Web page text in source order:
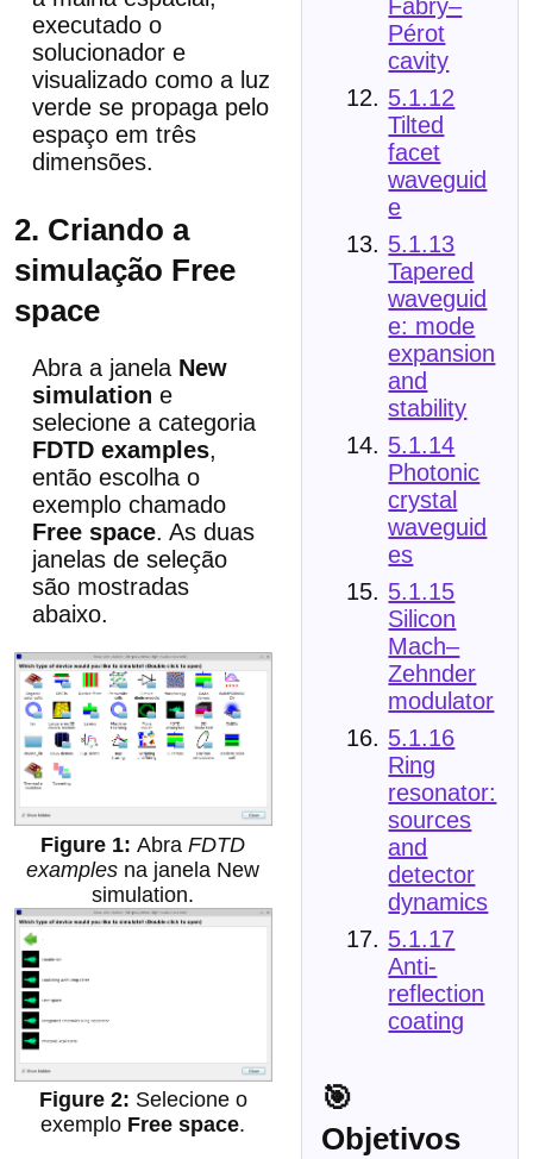
Fabry–
Pérot
cavity
5.1.12
Tilted
facet
waveguid
e
5.1.13
Tapered
waveguid
e: mode
expansion
and
stability
5.1.14
Photonic
crystal
waveguid
es
5.1.15
Silicon
Mach–
Zehnder
modulator
5.1.16
Ring
resonator:
sources
and
detector
dynamics
5.1.17
Anti-
reflection
coating
🎯
Objetivos
executado o
solucionador e
visualizado como a luz
verde se propaga pelo
espaço em três
dimensões.
2. Criando a
simulação Free
space
Abra a janela New
simulation e
selecione a categoria
FDTD examples,
então escolha o
exemplo chamado
Free space. As duas
janelas de seleção
são mostradas
abaixo.
AbraFDTD
examples na janela New
simulation.
Selecione o
exemplo Free space.